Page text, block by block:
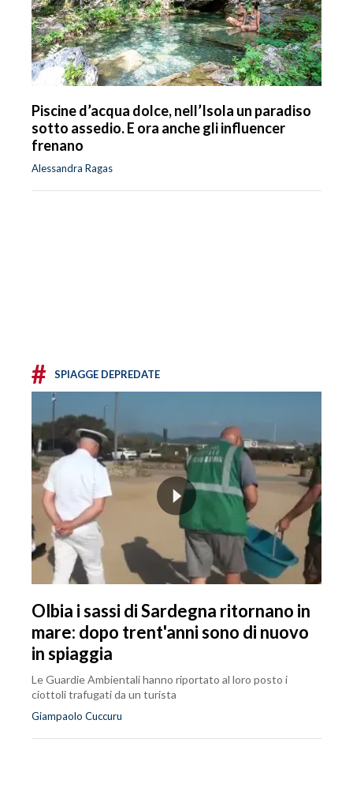
Piscine d’acqua dolce, nell’Isola un paradiso
sotto assedio. E ora anche gli influencer
frenano
Alessandra Ragas
# SPIAGGE DEPREDATE
Olbia i sassi di Sardegna ritornano in
mare: dopo trent'anni sono di nuovo
in spiaggia
Le Guardie Ambientali hanno riportato al loro posto i
ciottoli trafugati da un turista
Giampaolo Cuccuru